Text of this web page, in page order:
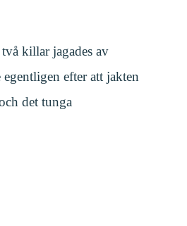
killar jagades av
efter att jakten
det tunga